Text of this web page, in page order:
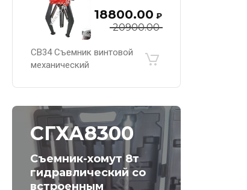
20900.00
18800.00 ₽
СВ34 Съемник винтовой
механический
СГХА8300
Съемник-хомут 8т
гидравлический со
встроенным